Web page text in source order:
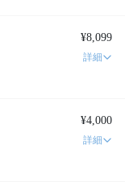
¥8,099
詳細
¥4,000
詳細